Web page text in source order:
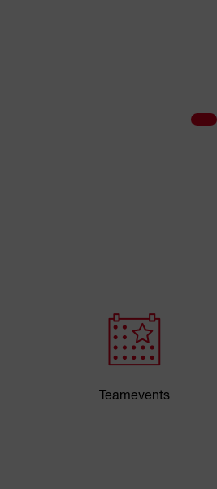
Teamevents